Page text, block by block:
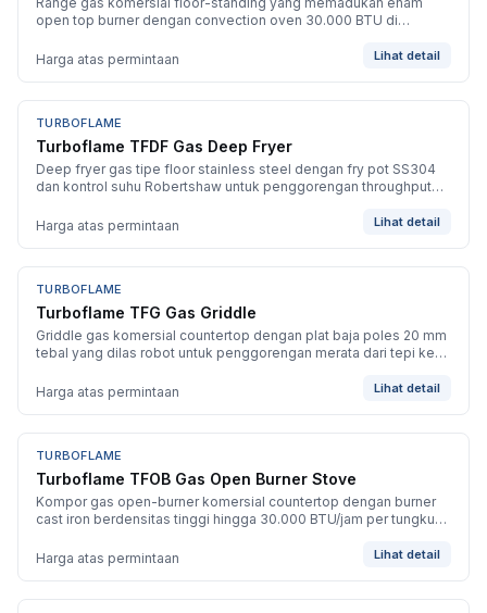
open top burner dengan convection oven 30.000 BTU di
Harga atas permintaan
Lihat detail
BARU
TURBOFLAME
Turboflame TFDF Gas Deep Fryer
Deep fryer gas tipe floor stainless steel dengan fry pot SS304
dan kontrol suhu Robertshaw untuk penggorengan throughput
Harga atas permintaan
Lihat detail
BARU
TURBOFLAME
Turboflame TFG Gas Griddle
Griddle gas komersial countertop dengan plat baja poles 20 mm
tebal yang dilas robot untuk penggorengan merata dari tepi ke
Harga atas permintaan
Lihat detail
BARU
TURBOFLAME
Turboflame TFOB Gas Open Burner Stove
Kompor gas open-burner komersial countertop dengan burner
cast iron berdensitas tinggi hingga 30.000 BTU/jam per tungku
Harga atas permintaan
Lihat detail